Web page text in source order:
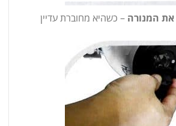
המנורה – כשהיא מחוברת עדיין